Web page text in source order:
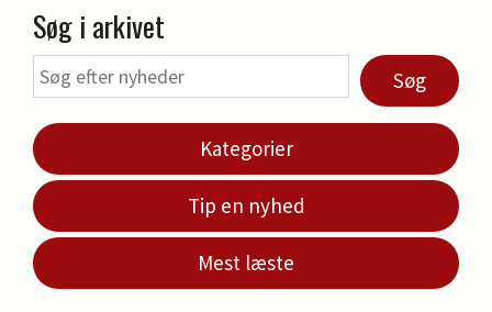
Søg i arkivet
Søg
Kategorier
Tip en nyhed
Mest læste